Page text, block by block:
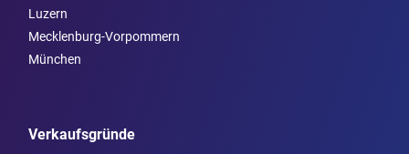
Luzern
Mecklenburg-Vorpommern
München
Verkaufsgründe